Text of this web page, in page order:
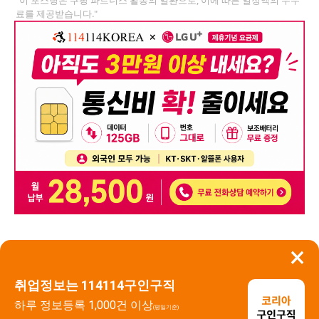
×
취업정보는 114114구인구직
하루 정보등록 1,000건 이상(평일기준)
료를 제공받습니다."